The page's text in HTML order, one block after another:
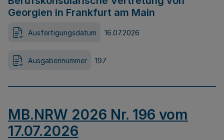
Georgien in Frankfurt am Main
Ausfertigungsdatum 16.07.2026
Ausgabennummer 197
MB.NRW 2026 Nr. 196 vom
17.07.2026